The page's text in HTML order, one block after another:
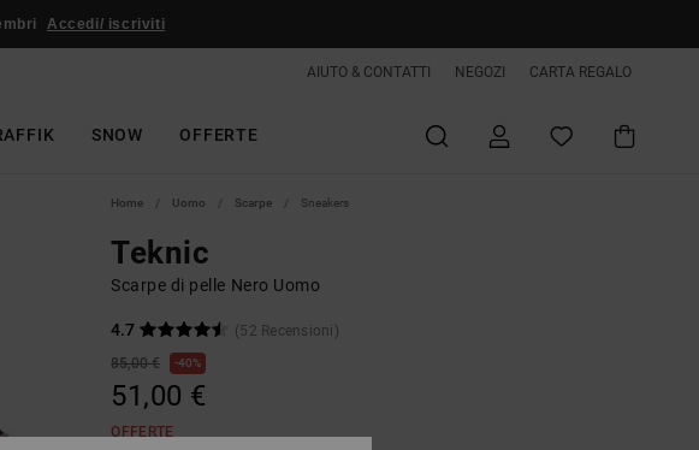
Accedi/ iscriviti
AIUTO & CONTATTI NEGOZI CARTA REGALO
SNOW OFFERTE
Home Uomo Scarpe Sneakers
Teknic
Scarpe di pelle Nero Uomo
4.7
(52 Recensioni)
85,00 €
40%
51,00 €
OFFERTE